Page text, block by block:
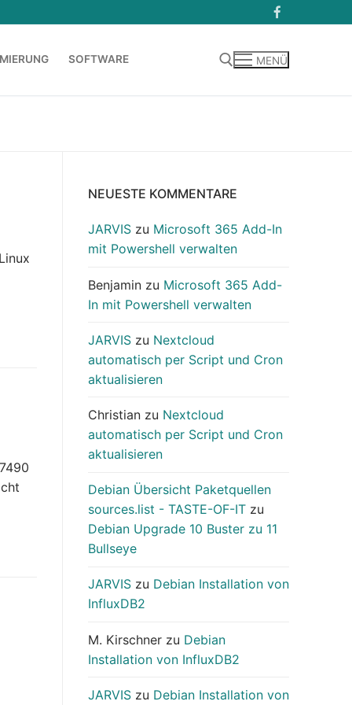
SOFTWARE MENÜ
NEUESTE KOMMENTARE
JARVIS zu Microsoft 365 Add-In
mit Powershell verwalten
Benjamin zu Microsoft 365 Add-
In mit Powershell verwalten
JARVIS zu Nextcloud
automatisch per Script und Cron
aktualisieren
Christian zu Nextcloud
automatisch per Script und Cron
aktualisieren
Debian Übersicht Paketquellen
sources.list - TASTE-OF-IT zu
Debian Upgrade 10 Buster zu 11
Bullseye
JARVIS zu Debian Installation von
InfluxDB2
M. Kirschner zu Debian
Installation von InfluxDB2
JARVIS zu Debian Installation von